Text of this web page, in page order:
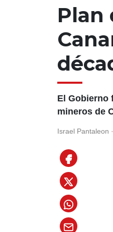
Plan
El Gobierno
mineros de
Israel Pantaleon ·